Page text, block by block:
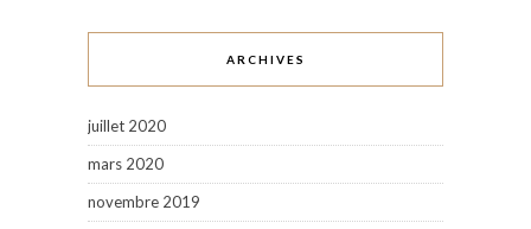
ARCHIVES
juillet 2020
mars 2020
novembre 2019